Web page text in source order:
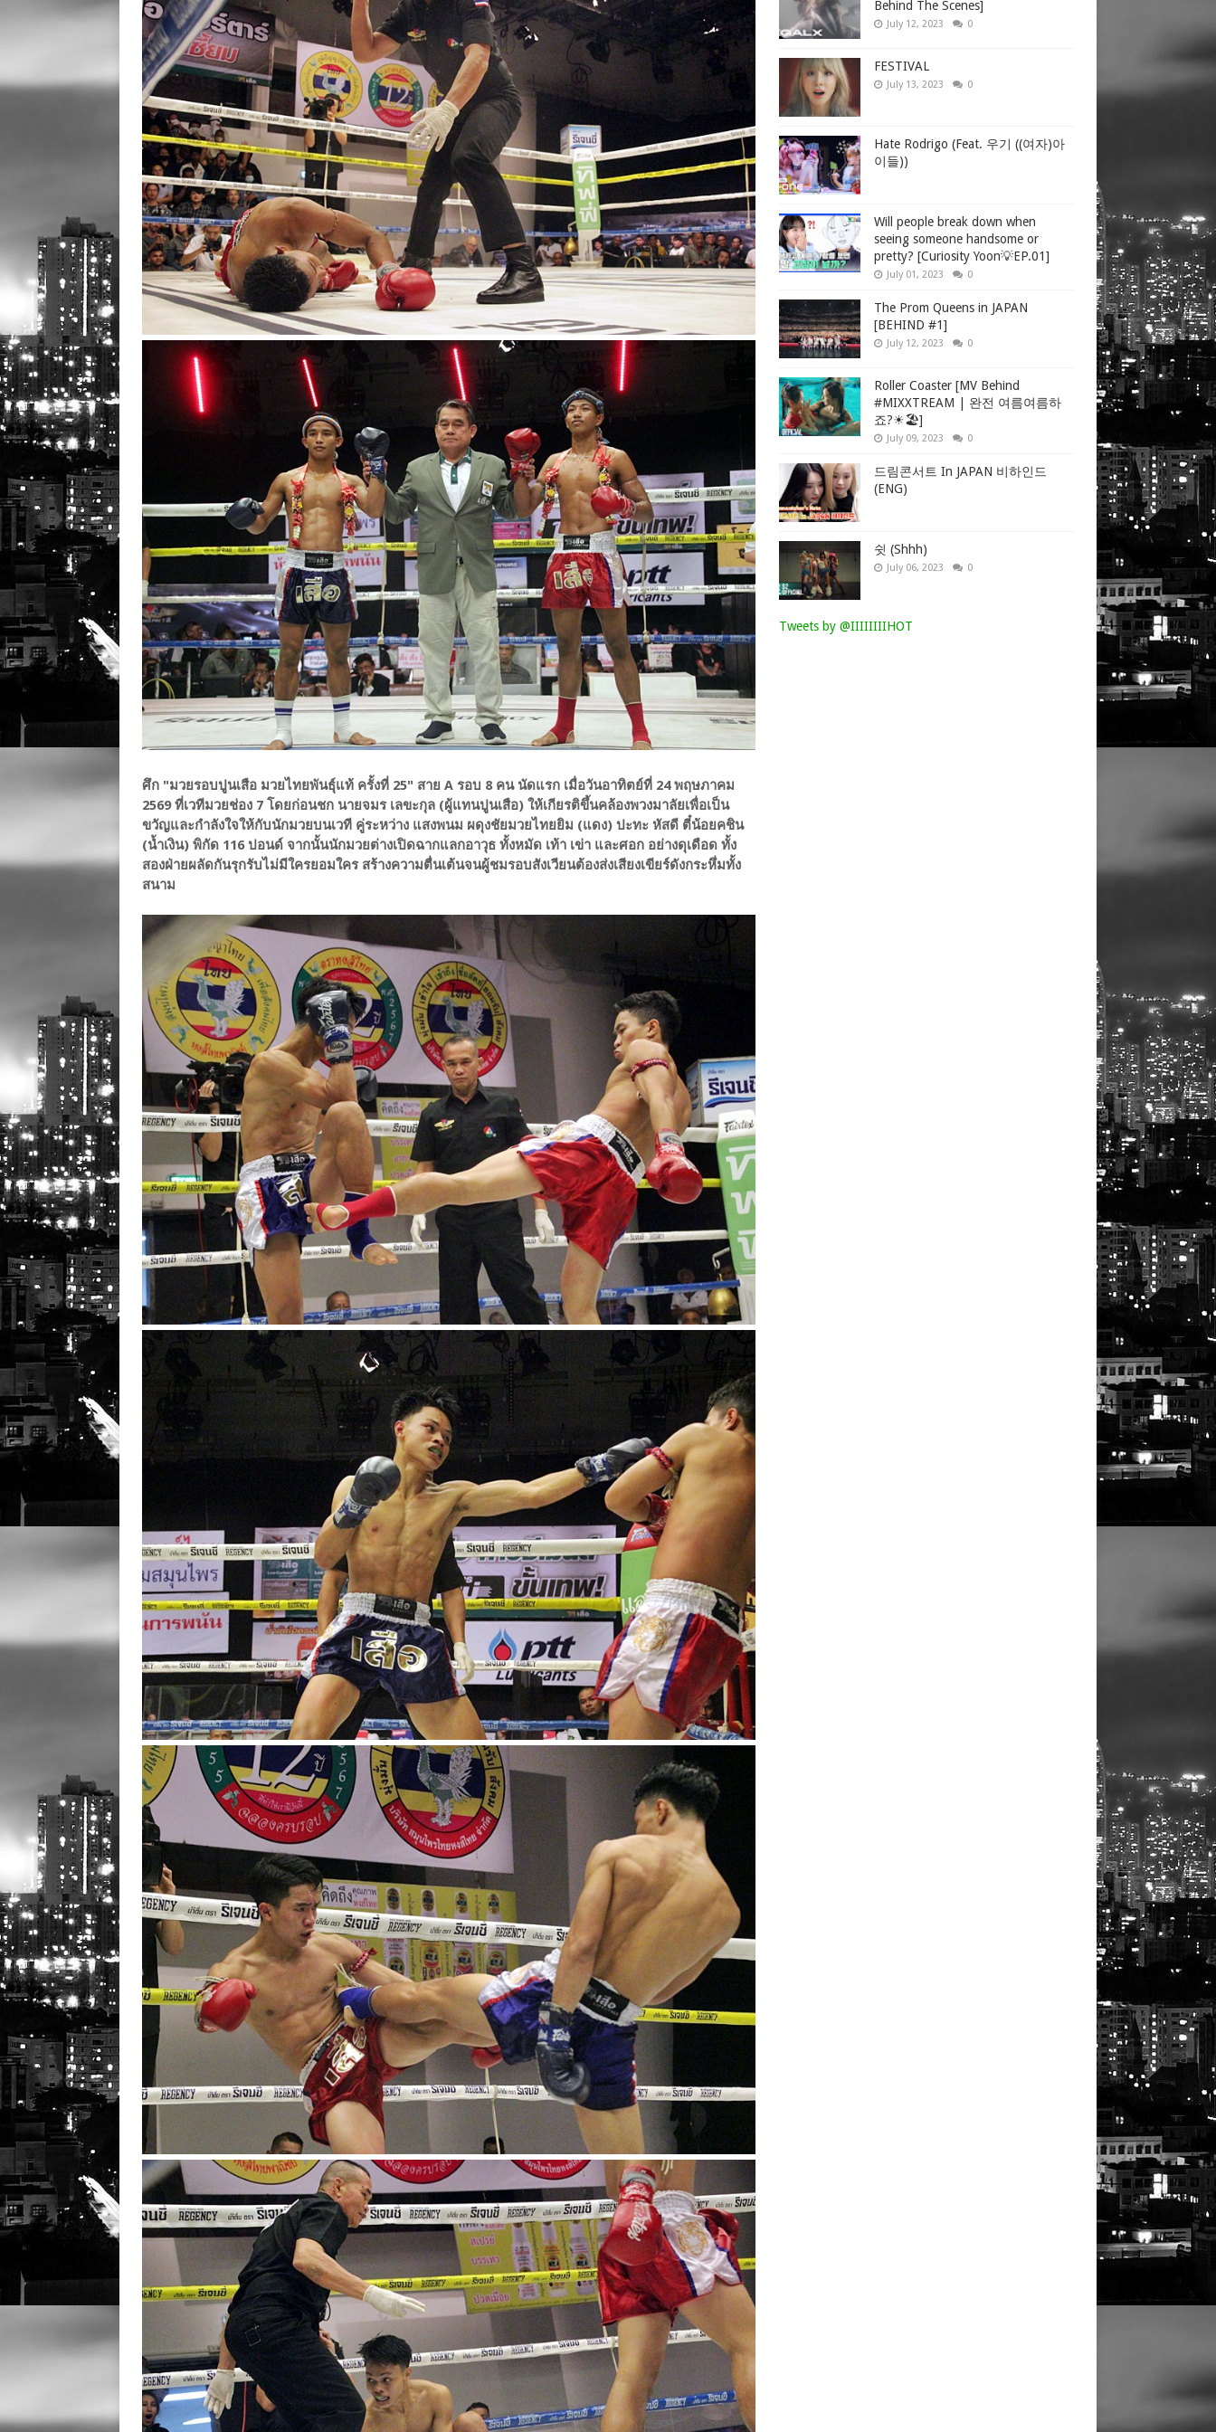
ศึก "มวยรอบปูนเสือ มวยไทยพันธุ์แท้ ครั้งที่ 25" สาย A รอบ 8 คน นัดแรก เมื่อวันอาทิตย์ที่ 24 พฤษภาคม
2569 ที่เวทีมวยช่อง 7 โดยก่อนชก นายจมร เลขะกุล (ผู้แทนปูนเสือ) ให้เกียรติขึ้นคล้องพวงมาลัยเพื่อเป็น
ขวัญและกำลังใจให้กับนักมวยบนเวที คู่ระหว่าง แสงพนม ผดุงชัยมวยไทยยิม (แดง) ปะทะ หัสดี ตี๋น้อยคชิน
(น้ำเงิน) พิกัด 116 ปอนด์ จากนั้นนักมวยต่างเปิดฉากแลกอาวุธ ทั้งหมัด เท้า เข่า และศอก อย่างดุเดือด ทั้ง
สองฝ่ายผลัดกันรุกรับไม่มีใครยอมใคร สร้างความตื่นเต้นจนผู้ชมรอบสังเวียนต้องส่งเสียงเขียร์ดังกระหึ่มทั้ง
สนาม
Behind The Scenes]
July 12, 2023 0
FESTIVAL
July 13, 2023 0
Hate Rodrigo (Feat. 우기 ((여자)아
이들))
Will people break down when
seeing someone handsome or
pretty? [Curiosity Yoon💡EP.01]
July 01, 2023 0
The Prom Queens in JAPAN
[BEHIND #1]
July 12, 2023 0
Roller Coaster [MV Behind
#MIXXTREAM | 완전 여름여름하
죠?☀🏖]
July 09, 2023 0
드림콘서트 In JAPAN 비하인드
(ENG)
쉿 (Shhh)
July 06, 2023 0
Tweets by @IIIIIIIIHOT